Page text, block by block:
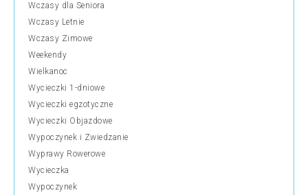
Wczasy dla Seniora
Wczasy Letnie
Wczasy Zimowe
Weekendy
Wielkanoc
Wycieczki 1-dniowe
Wycieczki egzotyczne
Wycieczki Objazdowe
Wypoczynek i Zwiedzanie
Wyprawy Rowerowe
Wycieczka
Wypoczynek